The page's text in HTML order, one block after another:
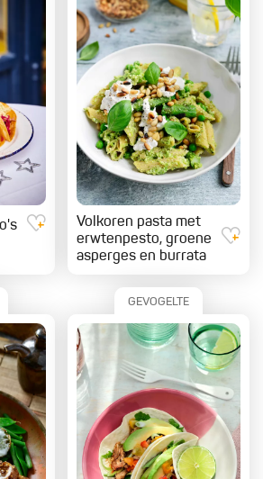
Volkoren pasta met
erwtenpesto, groene
asperges en burrata
GEVOGELTE